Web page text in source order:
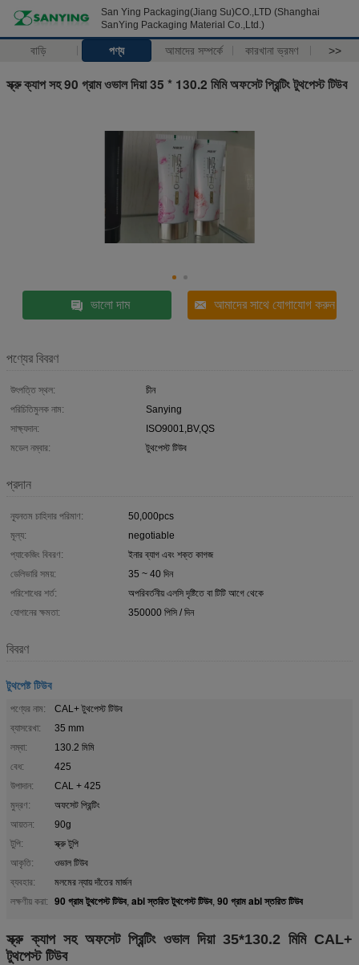
San Ying Packaging(Jiang Su)CO.,LTD (Shanghai
SanYing Packaging Material Co.,Ltd.)
বাড়ি পণ্য আমাদের সম্পর্কে কারখানা ভ্রমণ >>
স্ক্রু ক্যাপ সহ 90 গ্রাম ওভাল দিয়া 35 * 130.2 মিমি অফসেট প্রিন্টিং টুথপেস্ট টিউব
ভালো দাম আমাদের সাথে যোগাযোগ করুন
পণ্যের বিবরণ
উৎপত্তি স্থল:
চীন
পরিচিতিমুলক নাম:
Sanying
সাক্ষ্যদান:
ISO9001,BV,QS
মডেল নম্বার:
টুথপেস্ট টিউব
প্রদান
ন্যূনতম চাহিদার পরিমাণ:
50,000pcs
মূল্য:
negotiable
প্যাকেজিং বিবরণ:
ইনার ব্যাগ এবং শক্ত কাগজ
ডেলিভারি সময়:
35 ~ 40 দিন
পরিশোধের শর্ত:
অপরিবর্তনীয় এলসি দৃষ্টিতে বা টিটি আগে থেকে
যোগানের ক্ষমতা:
350000 পিসি / দিন
বিবরণ
টুথপেষ্ট টিউব
পণ্যের নাম:
CAL+ টুথপেস্ট টিউব
ব্যাসরেখা:
35 mm
লম্বা:
130.2 মিমি
বেধ:
425
উপাদান:
CAL + 425
মুদ্রণ:
অফসেট প্রিন্টিং
আয়তন:
90g
টুপি:
স্ক্রু টুপি
আকৃতি:
ওভাল টিউব
ব্যবহার:
মলমের ন্যায় দাঁতের মার্জন
লক্ষণীয় করা:
90 গ্রাম টুথপেস্ট টিউব, abl স্তরিত টুথপেস্ট টিউব, 90 গ্রাম abl স্তরিত টিউব
স্ক্রু ক্যাপ সহ অফসেট প্রিন্টিং ওভাল দিয়া 35*130.2 মিমি CAL+
টুথপেস্ট টিউব